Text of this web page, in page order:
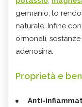
germanio, lo
naturale. Infine
ormonali,
adenosina.
Proprietà e
Anti-